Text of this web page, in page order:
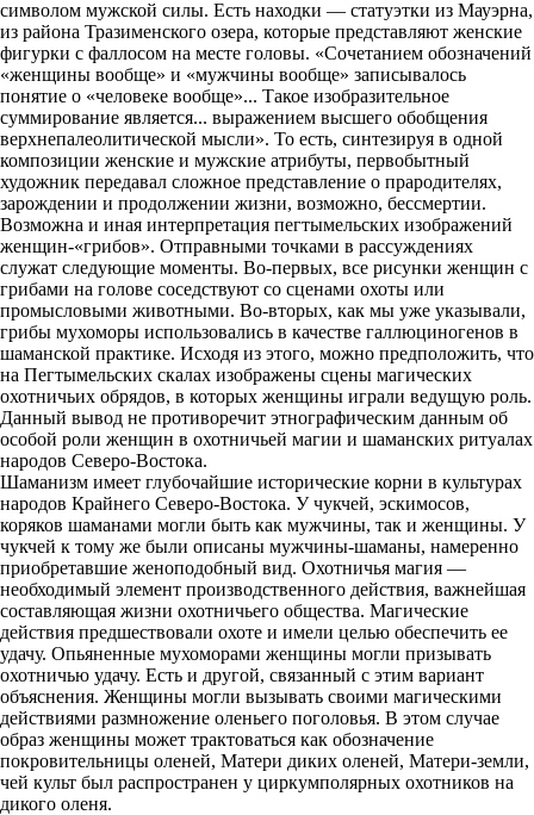
символом мужской силы. Есть находки — статуэтки из Мауэрна,
из района Тразименского озера, которые представляют женские
фигурки с фаллосом на месте головы. «Сочетанием обозначений
«женщины вообще» и «мужчины вообще» записывалось
понятие о «человеке вообще»... Такое изобразительное
суммирование является... выражением высшего обобщения
верхнепалеолитической мысли». То есть, синтезируя в одной
композиции женские и мужские атрибуты, первобытный
художник передавал сложное представление о прародителях,
зарождении и продолжении жизни, возможно, бессмертии.
Возможна и иная интерпретация пегтымельских изображений
женщин-«грибов». Отправными точками в рассуждениях
служат следующие моменты. Во-первых, все рисунки женщин с
грибами на голове соседствуют со сценами охоты или
промысловыми животными. Во-вторых, как мы уже указывали,
грибы мухоморы использовались в качестве галлюциногенов в
шаманской практике. Исходя из этого, можно предположить, что
на Пегтымельских скалах изображены сцены магических
охотничьих обрядов, в которых женщины играли ведущую роль.
Данный вывод не противоречит этнографическим данным об
особой роли женщин в охотничьей магии и шаманских ритуалах
народов Северо-Востока.
Шаманизм имеет глубочайшие исторические корни в культурах
народов Крайнего Северо-Востока. У чукчей, эскимосов,
коряков шаманами могли быть как мужчины, так и женщины. У
чукчей к тому же были описаны мужчины-шаманы, намеренно
приобретавшие женоподобный вид. Охотничья магия —
необходимый элемент производственного действия, важнейшая
составляющая жизни охотничьего общества. Магические
действия предшествовали охоте и имели целью обеспечить ее
удачу. Опьяненные мухоморами женщины могли призывать
охотничью удачу. Есть и другой, связанный с этим вариант
объяснения. Женщины могли вызывать своими магическими
действиями размножение оленьего поголовья. В этом случае
образ женщины может трактоваться как обозначение
покровительницы оленей, Матери диких оленей, Матери-земли,
чей культ был распространен у циркумполярных охотников на
дикого оленя.